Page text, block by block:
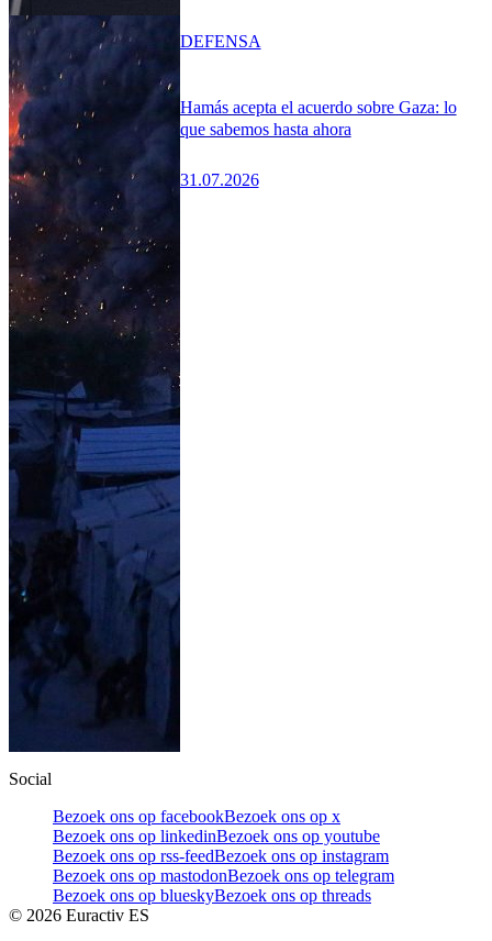
Hamás acepta el acuerdo sobre Gaza: lo
que sabemos hasta ahora
31.07.2026
DEFENSA
Social
Bezoek ons op facebookBezoek ons op x
Bezoek ons op linkedinBezoek ons op youtube
Bezoek ons op rss-feedBezoek ons op instagram
Bezoek ons op mastodonBezoek ons op telegram
Bezoek ons op blueskyBezoek ons op threads
© 2026 Euractiv ES